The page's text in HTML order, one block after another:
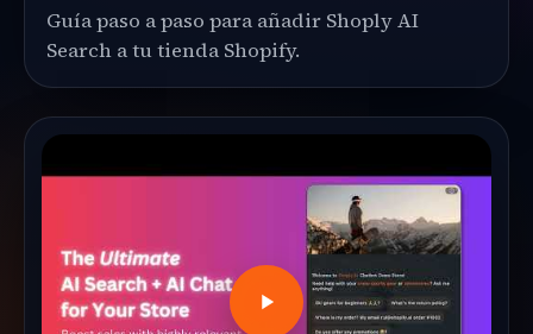
Guía paso a paso para añadir Shoply AI
Search a tu tienda Shopify.